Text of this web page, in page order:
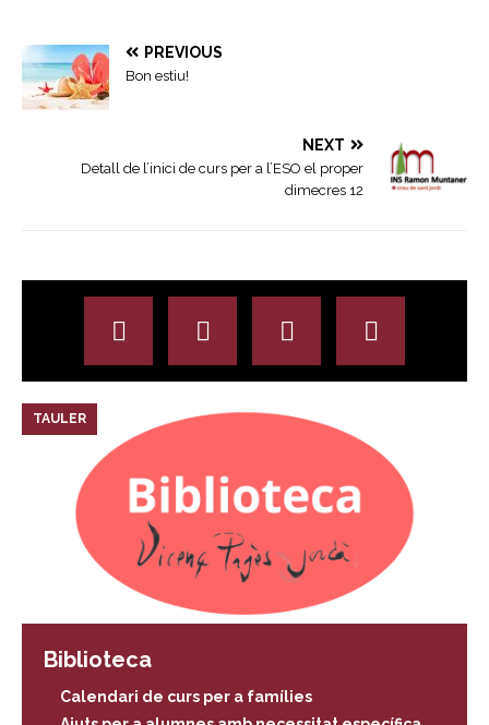
PREVIOUS
Bon estiu!
NEXT
Detall de l’inici de curs per a l’ESO el proper
dimecres 12
TAULER
Biblioteca
Calendari de curs per a famílies